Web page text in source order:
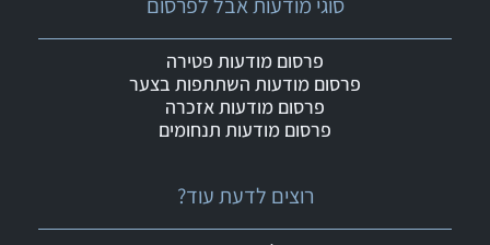
רוצים לדעת עוד?
פרסום מודעות פטירה
פרסום מודעות השתתפות בצער
פרסום מודעות אזכרה
פרסום מודעות תנחומים